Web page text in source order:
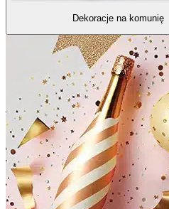
Dekoracje na komunię